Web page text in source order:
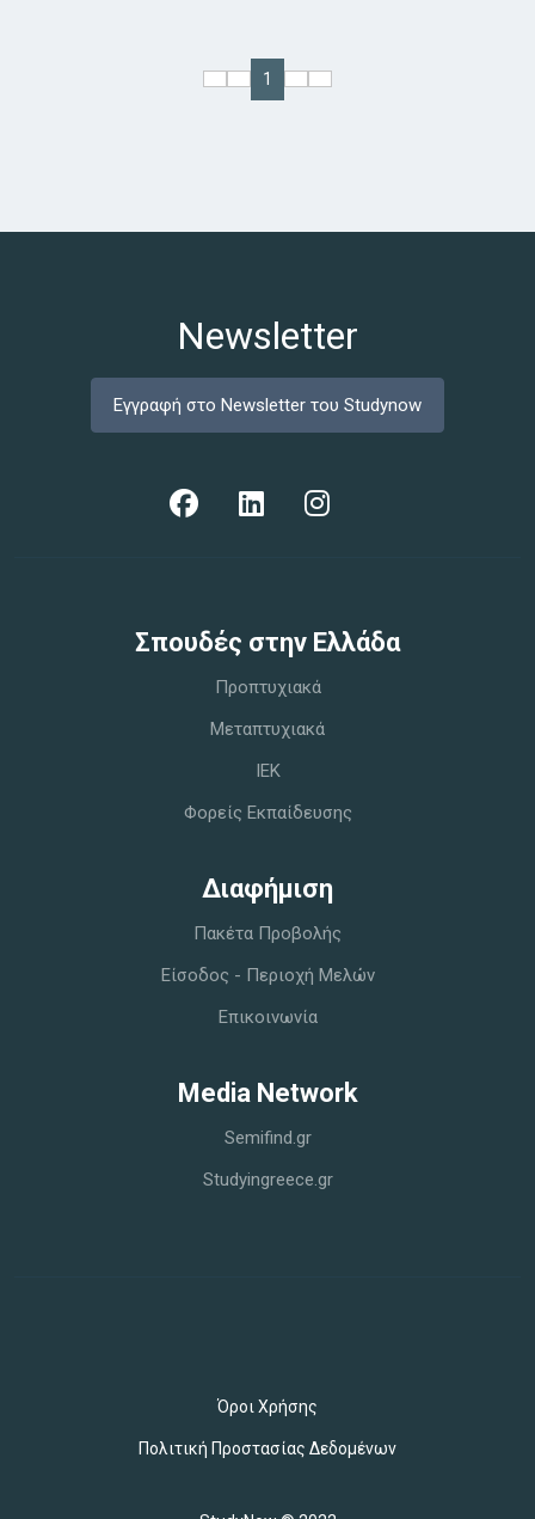
1
Newsletter
Εγγραφή στο Newsletter του Studynow
Σπoυδές στην Ελλάδα
Προπτυχιακά
Μεταπτυχιακά
IEK
Φορείς Εκπαίδευσης
Διαφήμιση
Πακέτα Προβολής
Είσοδος - Περιοχή Μελών
Επικοινωνία
Media Network
Semifind.gr
Studyingreece.gr
Όροι Χρήσης
Πολιτική Προστασίας Δεδομένων